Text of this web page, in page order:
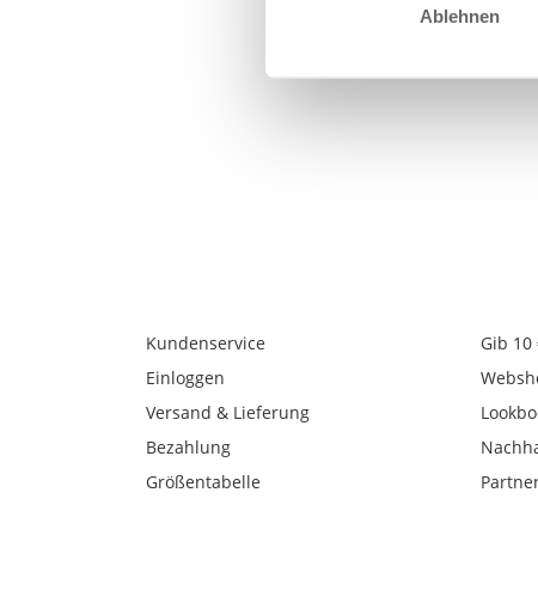
Ablehnen
Kundenservice
Einloggen
Versand & Lieferung
Bezahlung
Größentabelle
Gib